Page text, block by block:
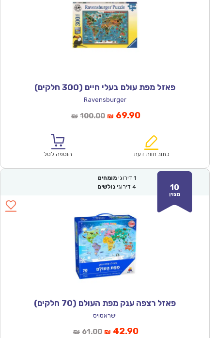
פאזל מפת עולם בעלי חיים (300 חלקים)
Ravensburger
₪ 100.00המחיר
₪100.00.
₪ 69.90המחיר
הוא:
כתוב חוות דעת הוספה לסל
10
מצוין
1 דירוגי מומחים
4 דירוגי גולשים
פאזל רצפה ענק מפת העולם (70 חלקים)
ישראטויס
₪ 61.00המחיר
₪ 42.90המחיר